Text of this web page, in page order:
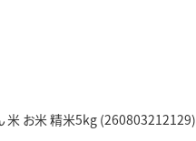
米 お米 精米5kg (260803212129)